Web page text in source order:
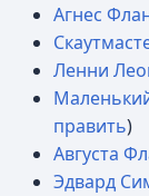
Агнес
Ленни
править)
Августа
Эдвард